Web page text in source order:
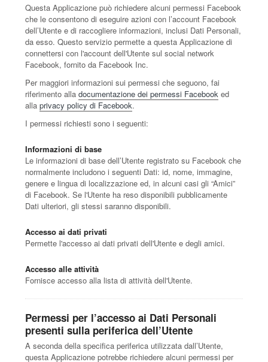
Questa Applicazione può richiedere alcuni permessi Facebook
che le consentono di eseguire azioni con l’account Facebook
dell’Utente e di raccogliere informazioni, inclusi Dati Personali,
da esso. Questo servizio permette a questa Applicazione di
connettersi con l'account dell'Utente sul social network
Facebook, fornito da Facebook Inc.
Per maggiori informazioni sui permessi che seguono, fai
riferimento alladocumentazione dei permessi Facebook ed
allaprivacy policy di Facebook.
I permessi richiesti sono i seguenti:
Informazioni di base
Le informazioni di base dell’Utente registrato su Facebook che
normalmente includono i seguenti Dati: id, nome, immagine,
genere e lingua di localizzazione ed, in alcuni casi gli “Amici”
di Facebook. Se l'Utente ha reso disponibili pubblicamente
Dati ulteriori, gli stessi saranno disponibili.
Accesso ai dati privati
Permette l'accesso ai dati privati dell'Utente e degli amici.
Accesso alle attività
Fornisce accesso alla lista di attività dell'Utente.
Permessi per l’accesso ai Dati Personali
presenti sulla periferica dell’Utente
A seconda della specifica periferica utilizzata dall’Utente,
questa Applicazione potrebbe richiedere alcuni permessi per